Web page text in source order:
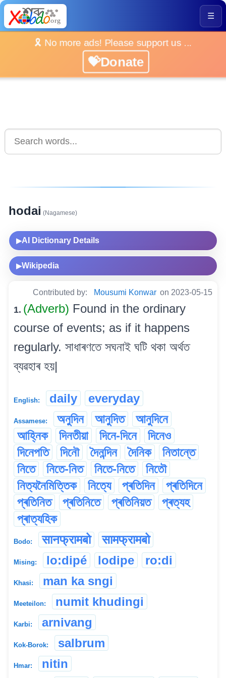
☰
🎗️ No more ads! Please support us ...
💝Donate
hodai (Nagamese)
▶AI Dictionary Details
▶Wikipedia
Contributed by: Mousumi Konwar on 2023-05-15
1. (Adverb) Found in the ordinary
course of events; as if it happens
regularly. সাধাৰণতে সঘনাই ঘটি থকা অৰ্থত
ব্যৱহাৰ হয়|
English: daily everyday
Assamese: অনুদিন আনুদিত
আনুদিনে
আহ্নিক
দিনতীয়া দিনে-দিনে
দিনেও
দিনেপতি
দিনৌ দৈনন্দিন দৈনিক
নিতান্তে
নিতে
নিতে-নিত নিতে-নিতে
নিতৌ
নিত্যনৈমিত্তিক
নিত্যে প্ৰতিদিন
প্ৰতিদিনে
প্ৰতিনিত
প্ৰতিনিতে প্ৰতিনিয়ত
প্ৰত্যহ
প্ৰাত্যহিক
Bodo: सानफ्रामबो सामफ्रामबो
Mising: lo:dipé lodipe ro:di
Khasi: man ka sngi
Meeteilon: numit khudingi
Karbi: arnivang
Kok-Borok: salbrum
Hmar:
nitin